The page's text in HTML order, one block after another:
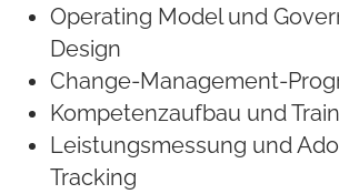
Operating Model und
Design
Change-Management-
Kompetenzaufbau und
Leistungsmessung und
Tracking